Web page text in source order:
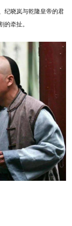
纪晓岚与乾隆皇帝的君
的牵扯。